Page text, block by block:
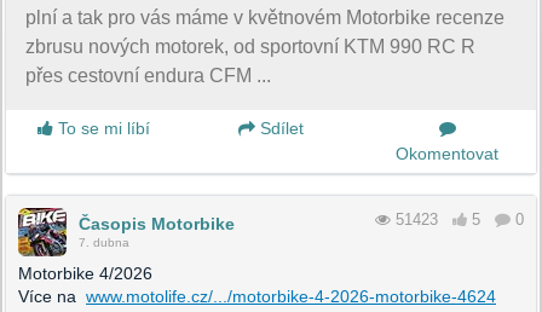
plní a tak pro vás máme v květnovém Motorbike recenze
zbrusu nových motorek, od sportovní KTM 990 RC R
přes cestovní endura CFM ...
To se mi líbí
Sdílet
Okomentovat
Časopis Motorbike
7. dubna
51423 5 0
Motorbike 4/2026
Více na www.motolife.cz/.../motorbike-4-2026-motorbike-4624